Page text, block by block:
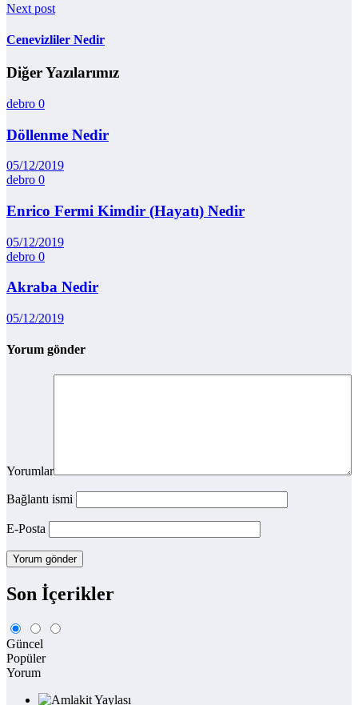
Next post
Cenevizliler Nedir
Diğer Yazılarımız
debro 0
Döllenme Nedir
05/12/2019
debro 0
Enrico Fermi Kimdir (Hayatı) Nedir
05/12/2019
debro 0
Akraba Nedir
05/12/2019
Yorum gönder
Yorumlar
Bağlantı ismi
E-Posta
Son İçerikler
Güncel
Popüler
Yorum